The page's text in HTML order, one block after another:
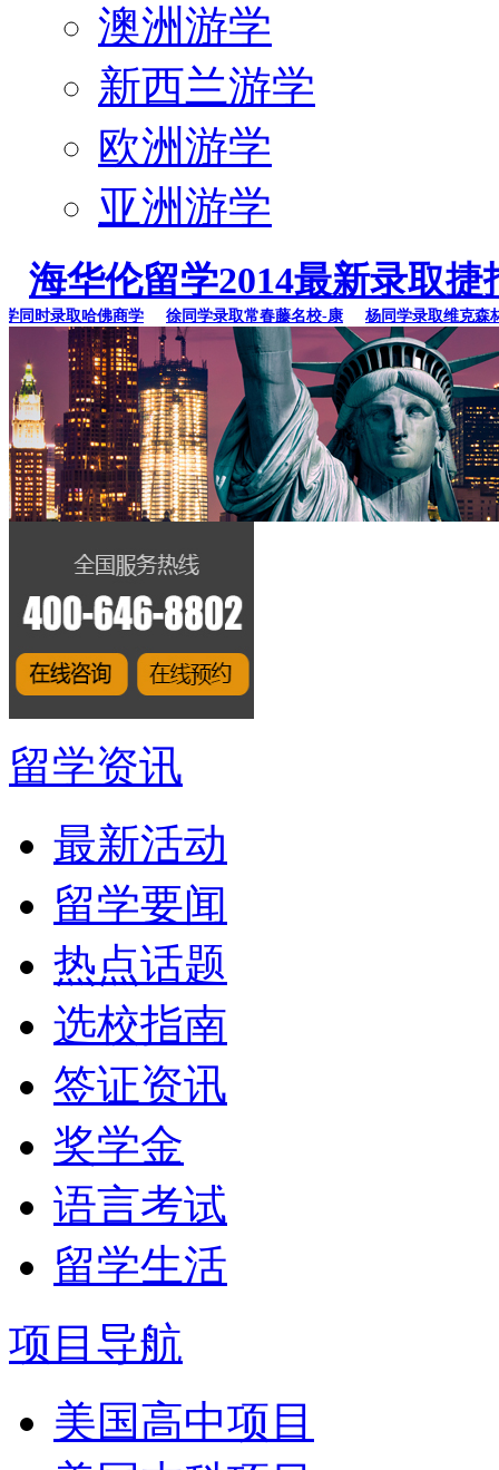
澳洲游学
新西兰游学
欧洲游学
亚洲游学
海华伦留学2014最新录取捷
时录取哈佛商学 徐同学录取常春藤名校-康 杨同学录取维克森林大
留学资讯
最新活动
留学要闻
热点话题
选校指南
签证资讯
奖学金
语言考试
留学生活
项目导航
美国高中项目